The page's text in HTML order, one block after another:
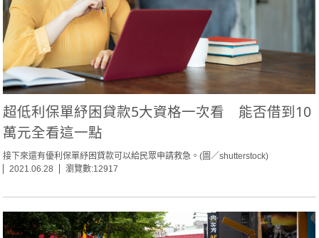
超低利保單紓困貸款5大資格一次看 能否借到10
萬元全看這一點
接下來還有優利保單紓困貸款可以給民眾申請救急。(圖／shutterstock)
2021.06.28
瀏覽數:12917